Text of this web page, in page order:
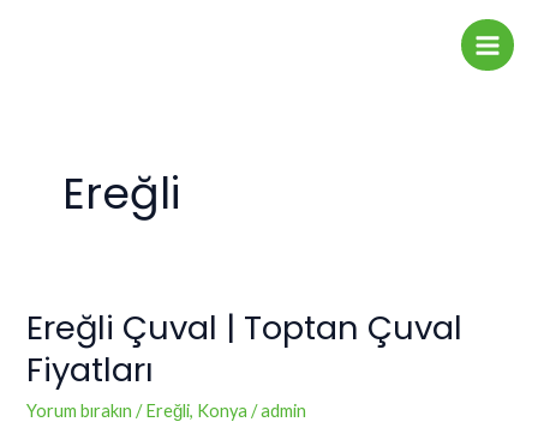
Main
Ereğli
Ereğli Çuval | Toptan Çuval
Fiyatları
Yorum bırakın /Ereğli, Konya /admin
Ereğli
|
Toptan